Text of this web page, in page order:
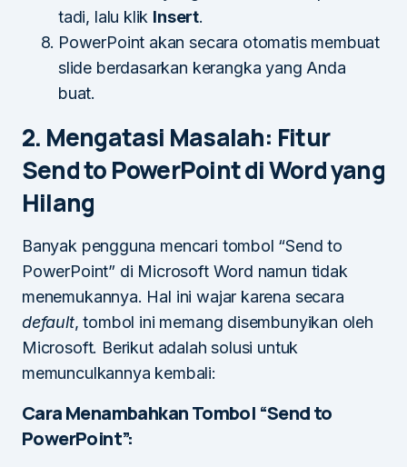
tadi, lalu klik Insert.
PowerPoint akan secara otomatis membuat
slide berdasarkan kerangka yang Anda
buat.
2. Mengatasi Masalah: Fitur
Send to PowerPoint di Word yang
Hilang
Banyak pengguna mencari tombol “Send to
PowerPoint” di Microsoft Word namun tidak
menemukannya. Hal ini wajar karena secara
default, tombol ini memang disembunyikan oleh
Microsoft. Berikut adalah solusi untuk
memunculkannya kembali:
Cara Menambahkan Tombol “Send to
PowerPoint”: